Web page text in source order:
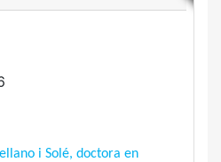
i Solé, doctora en